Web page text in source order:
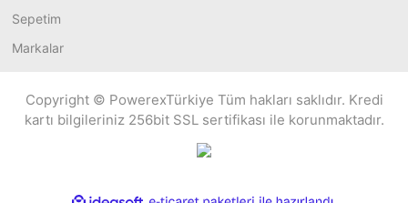
Sepetim
Markalar
Copyright © PowerexTürkiye Tüm hakları saklıdır. Kredi
kartı bilgileriniz 256bit SSL sertifikası ile korunmaktadır.